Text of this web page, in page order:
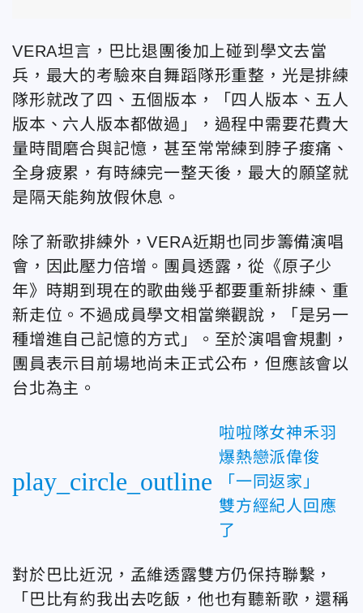
VERA坦言，巴比退團後加上碰到學文去當
兵，最大的考驗來自舞蹈隊形重整，光是排練
隊形就改了四、五個版本，「四人版本、五人
版本、六人版本都做過」，過程中需要花費大
量時間磨合與記憶，甚至常常練到脖子痠痛、
全身疲累，有時練完一整天後，最大的願望就
是隔天能夠放假休息。
除了新歌排練外，VERA近期也同步籌備演唱
會，因此壓力倍增。團員透露，從《原子少
年》時期到現在的歌曲幾乎都要重新排練、重
新走位。不過成員學文相當樂觀說，「是另一
種增進自己記憶的方式」。至於演唱會規劃，
團員表示目前場地尚未正式公布，但應該會以
台北為主。
play_circle_outline
啦啦隊女神禾羽
爆熱戀派偉俊
「一同返家」
雙方經紀人回應
了
對於巴比近況，孟維透露雙方仍保持聯繫，
「巴比有約我出去吃飯，他也有聽新歌，還稱